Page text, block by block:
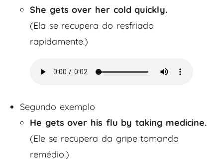
She gets over her cold quickly.
(Ela se recupera do resfriado
rapidamente.)
Segundo exemplo
He gets over his flu by taking medicine.
(Ele se recupera da gripe tomando
remédio.)